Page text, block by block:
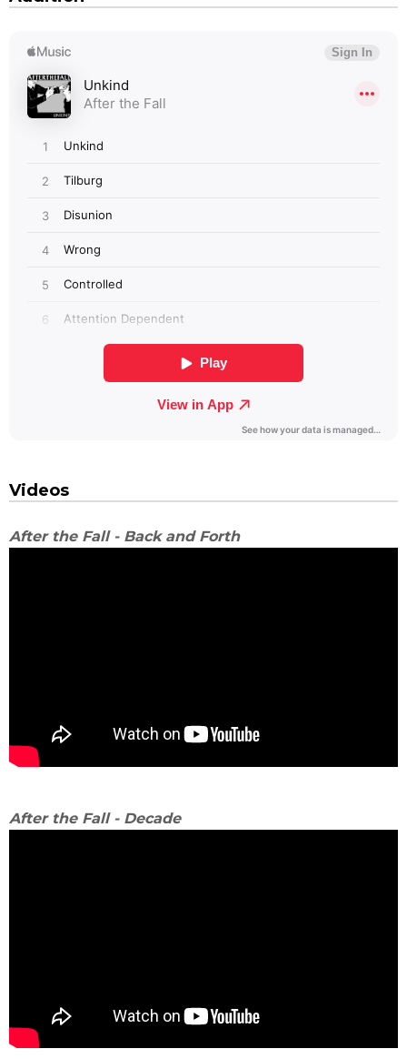
Videos
After the Fall - Back and Forth
After the Fall - Decade